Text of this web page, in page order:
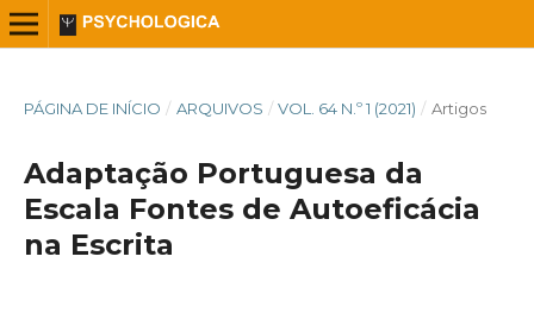
PÁGINA DE INÍCIO / ARQUIVOS / VOL. 64 N.º 1 (2021) / Artigos
Adaptação Portuguesa da
Escala Fontes de Autoeficácia
na Escrita